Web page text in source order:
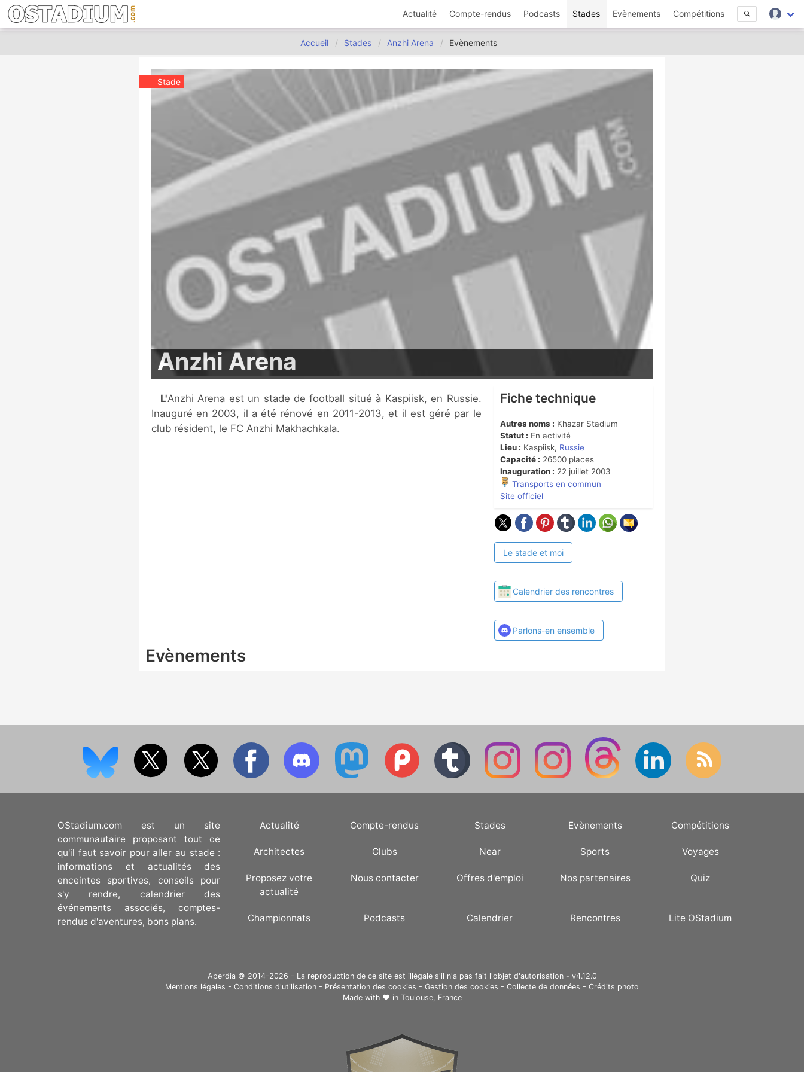
Actualité Compte-rendus Podcasts Stades Evènements Compétitions
Accueil Stades Anzhi Arena Evènements
Stade
Anzhi Arena
L'Anzhi Arena est un stade de football situé à Kaspiisk, en Russie.
Inauguré en 2003, il a été rénové en 2011-2013, et il est géré par le
club résident, le FC Anzhi Makhachkala.
Fiche technique
Autres noms : Khazar Stadium
Statut : En activité
Lieu : Kaspiisk, Russie
Capacité : 26500 places
Inauguration : 22 juillet 2003
Transports en commun
Site officiel
Le stade et moi
Calendrier des rencontres
Parlons-en ensemble
Evènements
OStadium.com est un site
communautaire proposant tout ce
qu'il faut savoir pour aller au stade :
informations et actualités des
enceintes sportives, conseils pour
s'y rendre, calendrier des
événements associés, comptes-
rendus d'aventures, bons plans.
Actualité Compte-rendus Stades Evènements Compétitions
Architectes Clubs Near Sports Voyages
Proposez votre
actualité
Nous contacter Offres d'emploi Nos partenaires Quiz
Championnats Podcasts Calendrier Rencontres Lite OStadium
Aperdia © 2014-2026 - La reproduction de ce site est illégale s'il n'a pas fait l'objet d'autorisation - v4.12.0
Mentions légales - Conditions d'utilisation - Présentation des cookies - Gestion des cookies - Collecte de données - Crédits photo
Made with ❤ in Toulouse, France